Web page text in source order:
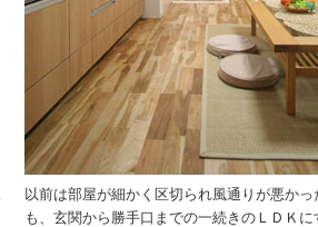
以前は部屋が細かく区切られ風通りが悪かっ
も、玄関から勝手口までの一続きのＬＤＫに